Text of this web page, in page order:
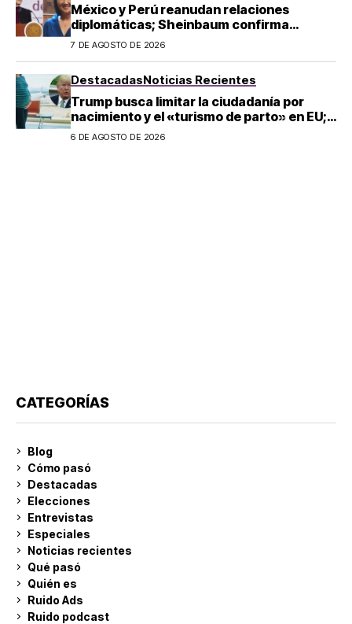
México y Perú reanudan relaciones
diplomáticas; Sheinbaum confirma
llegada de Betssy Chávez al país
7 DE AGOSTO DE 2026
DestacadasNoticias Recientes
Trump busca limitar la ciudadanía por
nacimiento y el «turismo de parto» en EU;
¿a quién afecta?
6 DE AGOSTO DE 2026
CATEGORÍAS
Blog
Cómo pasó
Destacadas
Elecciones
Entrevistas
Especiales
Noticias recientes
Qué pasó
Quién es
Ruido Ads
Ruido podcast